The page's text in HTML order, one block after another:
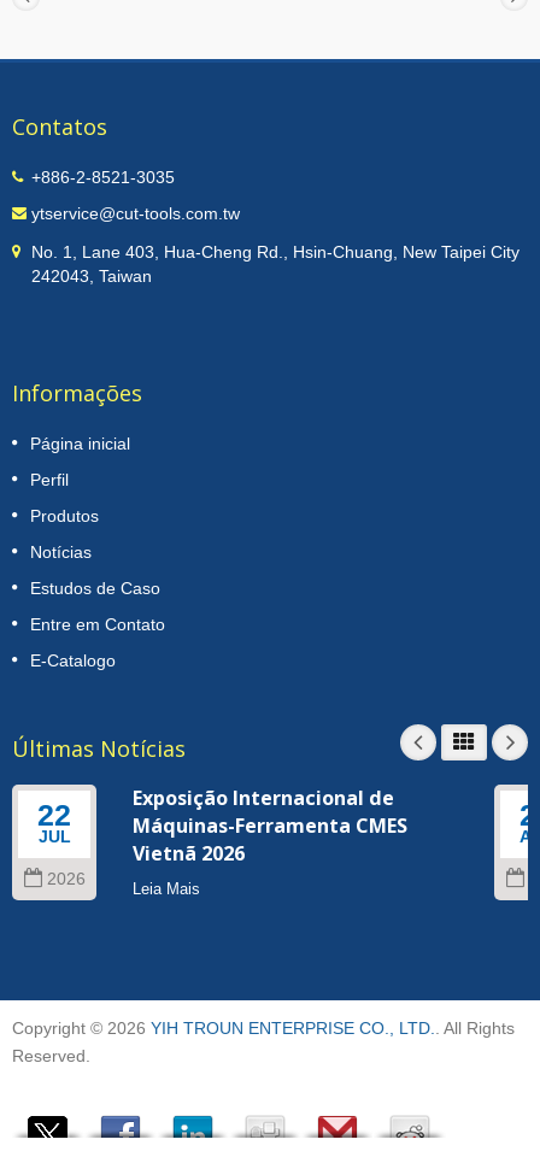
Contatos
+886-2-8521-3035
ytservice@cut-tools.com.tw
No. 1, Lane 403, Hua-Cheng Rd., Hsin-Chuang, New Taipei City
242043, Taiwan
Informações
Página inicial
Perfil
Produtos
Notícias
Estudos de Caso
Entre em Contato
E-Catalogo
Últimas Notícias
22
JUL
2026
Exposição Internacional de
Máquinas-Ferramenta CMES
Vietnã 2026
Leia Mais
Copyright © 2026 YIH TROUN ENTERPRISE CO., LTD.. All Rights
Reserved.